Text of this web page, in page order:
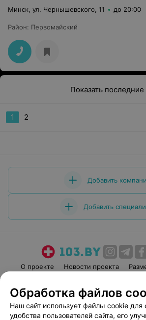
Минск, ул. Чернышевского, 11 до 20:00
Район: Первомайский
Показать последние
1 2
Добавить
Добавить
О проекте Новости проекта
Пользовательское соглашение
Вакансии
Партнеры
Обработка файлов
Наш сайт использует файлы cookie для
удобства пользователей сайта, его